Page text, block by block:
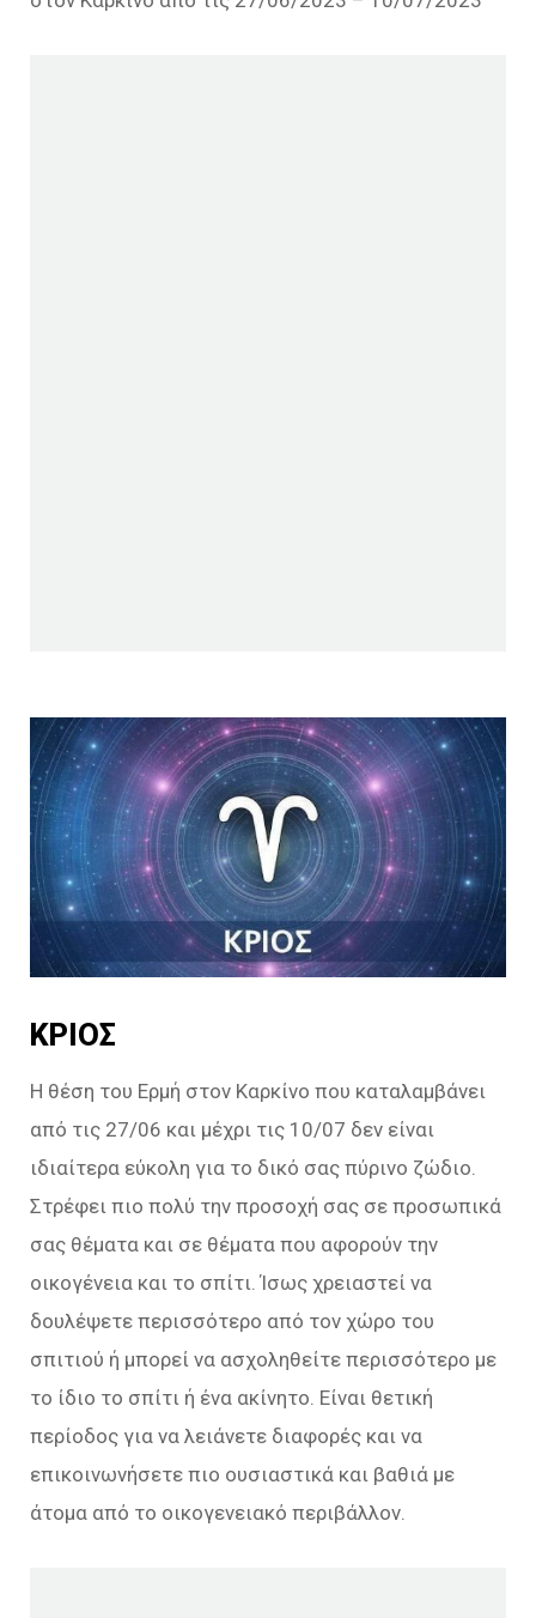
ΚΡΙΟΣ
Η θέση του Ερμή στον Καρκίνο που καταλαμβάνει
από τις 27/06 και μέχρι τις 10/07 δεν είναι
ιδιαίτερα εύκολη για το δικό σας πύρινο ζώδιο.
Στρέφει πιο πολύ την προσοχή σας σε προσωπικά
σας θέματα και σε θέματα που αφορούν την
οικογένεια και το σπίτι. Ίσως χρειαστεί να
δουλέψετε περισσότερο από τον χώρο του
σπιτιού ή μπορεί να ασχοληθείτε περισσότερο με
το ίδιο το σπίτι ή ένα ακίνητο. Είναι θετική
περίοδος για να λειάνετε διαφορές και να
επικοινωνήσετε πιο ουσιαστικά και βαθιά με
άτομα από το οικογενειακό περιβάλλον.